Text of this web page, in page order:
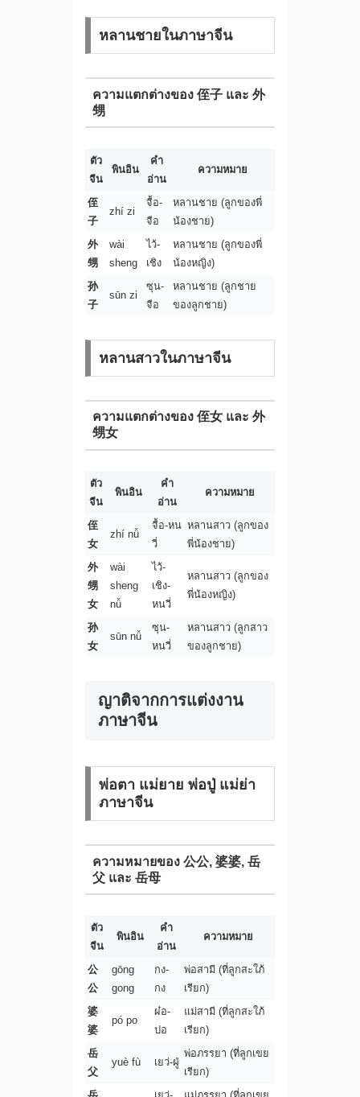
หลานชายในภาษาจีน
ความแตกต่างของ 侄子 และ 外
甥
ตัว
จีน
พินอิน
คำ
อ่าน
ความหมาย
侄
子
zhí zi
จื้อ-
จือ
หลานชาย (ลูกของพี่
น้องชาย)
外
甥
wài
sheng
ไว้-
เชิง
หลานชาย (ลูกของพี่
น้องหญิง)
孙
子
sūn zi
ซุน-
จือ
หลานชาย (ลูกชาย
ของลูกชาย)
หลานสาวในภาษาจีน
ความแตกต่างของ 侄女 และ 外
甥女
ตัว
จีน
พินอิน
คำ
อ่าน
ความหมาย
侄
女
zhí nǚ
จื้อ-หน
วี่
หลานสาว (ลูกของ
พี่น้องชาย)
外
甥
女
wài
sheng
nǚ
ไว้-
เชิง-
หนวี่
หลานสาว (ลูกของ
พี่น้องหญิง)
孙
女
sūn nǚ
ซุน-
หนวี่
หลานสาว (ลูกสาว
ของลูกชาย)
ญาติจากการแต่งงาน
ภาษาจีน
พ่อตา แม่ยาย พ่อปู่ แม่ย่า
ภาษาจีน
ความหมายของ 公公, 婆婆, 岳
父 และ 岳母
ตัว
จีน
พินอิน
คำ
อ่าน
ความหมาย
公
公
gōng
gong
กง-
กง
พ่อสามี (ที่ลูกสะใภ้
เรียก)
婆
婆
pó po
ผ๋อ-
ปอ
แม่สามี (ที่ลูกสะใภ้
เรียก)
岳
父
yuè fù เยว่-ฝู่
พ่อภรรยา (ที่ลูกเขย
เรียก)